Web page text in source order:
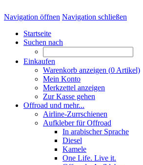
Navigation öffnen Navigation schließen
Startseite
Suchen nach
Einkaufen
Warenkorb anzeigen (0 Artikel)
Mein Konto
Merkzettel anzeigen
Zur Kasse gehen
Offroad und mehr...
Airline-Zurrschienen
Aufkleber für Offroad
In arabischer Sprache
Diesel
Kamele
One Life. Live it.